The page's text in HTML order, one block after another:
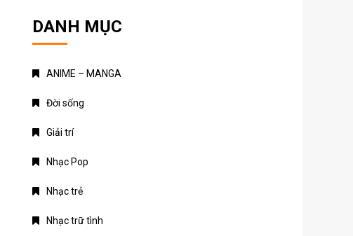
DANH MỤC
ANIME – MANGA
Đời sống
Giải trí
Nhạc Pop
Nhạc trẻ
Nhạc trữ tình